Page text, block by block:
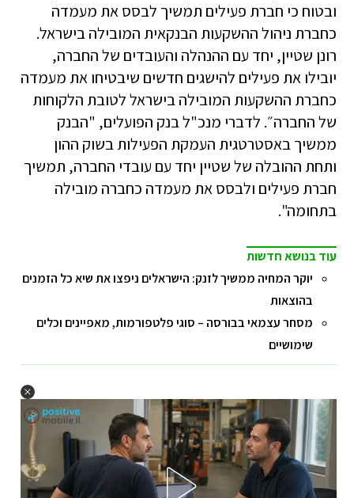
ובטוח כי חברת פעילים תמשיך לבסס את מעמדה
כחברת ניהול ההשקעות הבנקאית המובילה בישראל.
רונן שטיין, יחד עם ההנהלה והעובדים של החברה,
יובילו את פעילים להישגים חדשים שיבטיחו את מעמדה
כחברת ההשקעות המובילה בישראל לטובת הלקוחות
של החברה״. לדברי מנכ"ל בנק הפועלים, "הבנק
ממשיך באסטרטגית העמקת הפעילות בשוק ההון
ותחת ההובלה של שטיין יחד עם עובדי החברה, תמשיך
חברת פעילים ולבסס את מעמדה כחברה מובילה
בתחומה".
עוד בנושא חדשות
יוקר המחיה ממשיך לזנק: הישראלים ניפצו את שיא כל הזמנים
בהוצאות
מסחר עצמאי בבורסה – סוגי פלטפורמות, מאפיינים וכלים
שימושיים